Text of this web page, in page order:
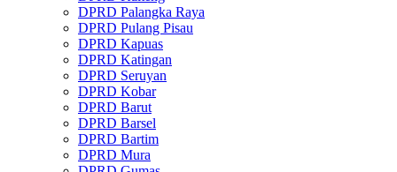
DPRD Palangka Raya
DPRD Pulang Pisau
DPRD Kapuas
DPRD Katingan
DPRD Seruyan
DPRD Kobar
DPRD Barut
DPRD Barsel
DPRD Bartim
DPRD Mura